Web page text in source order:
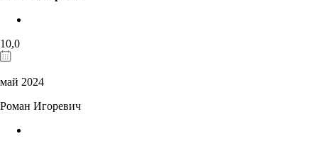
10,0
май 2024
Роман Игоревич